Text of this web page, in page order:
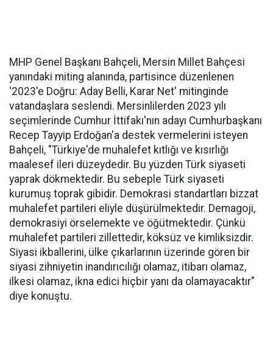
MHP Genel Başkanı Bahçeli, Mersin Millet Bahçesi
yanındaki miting alanında, partisince düzenlenen
'2023'e Doğru: Aday Belli, Karar Net' mitinginde
vatandaşlara seslendi. Mersinlilerden 2023 yılı
seçimlerinde Cumhur İttifakı'nın adayı Cumhurbaşkanı
Recep Tayyip Erdoğan'a destek vermelerini isteyen
Bahçeli, "Türkiye'de muhalefet kıtlığı ve kısırlığı
maalesef ileri düzeydedir. Bu yüzden Türk siyaseti
yaprak dökmektedir. Bu sebeple Türk siyaseti
kurumuş toprak gibidir. Demokrasi standartları bizzat
muhalefet partileri eliyle düşürülmektedir. Demagoji,
demokrasiyi örselemekte ve öğütmektedir. Çünkü
muhalefet partileri zillettedir, köksüz ve kimliksizdir.
Siyasi ikballerini, ülke çıkarlarının üzerinde gören bir
siyasi zihniyetin inandırıcılığı olamaz, itibarı olamaz,
ilkesi olamaz, ikna edici hiçbir yanı da olamayacaktır"
diye konuştu.